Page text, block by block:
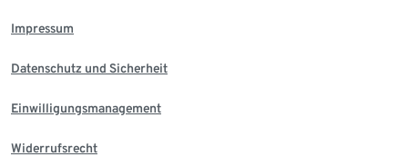
Impressum
Datenschutz und Sicherheit
Einwilligungsmanagement
Widerrufsrecht